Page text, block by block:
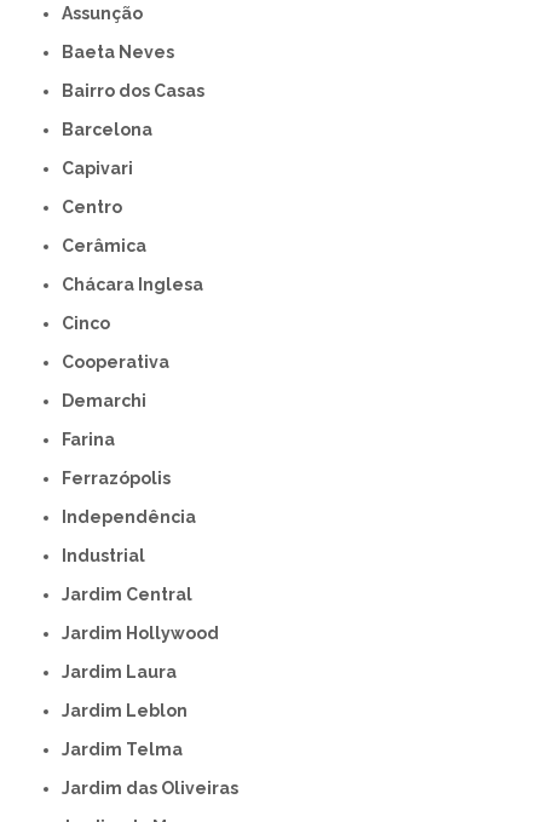
Assunção
Baeta Neves
Bairro dos Casas
Barcelona
Capivari
Centro
Cerâmica
Chácara Inglesa
Cinco
Cooperativa
Demarchi
Farina
Ferrazópolis
Independência
Industrial
Jardim Central
Jardim Hollywood
Jardim Laura
Jardim Leblon
Jardim Telma
Jardim das Oliveiras